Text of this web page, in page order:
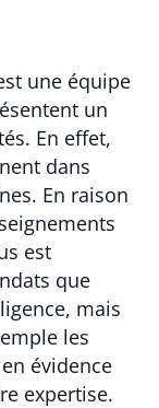
une équipe
un
En effet,
dans
En raison
est
que
mais
les
évidence
expertise.